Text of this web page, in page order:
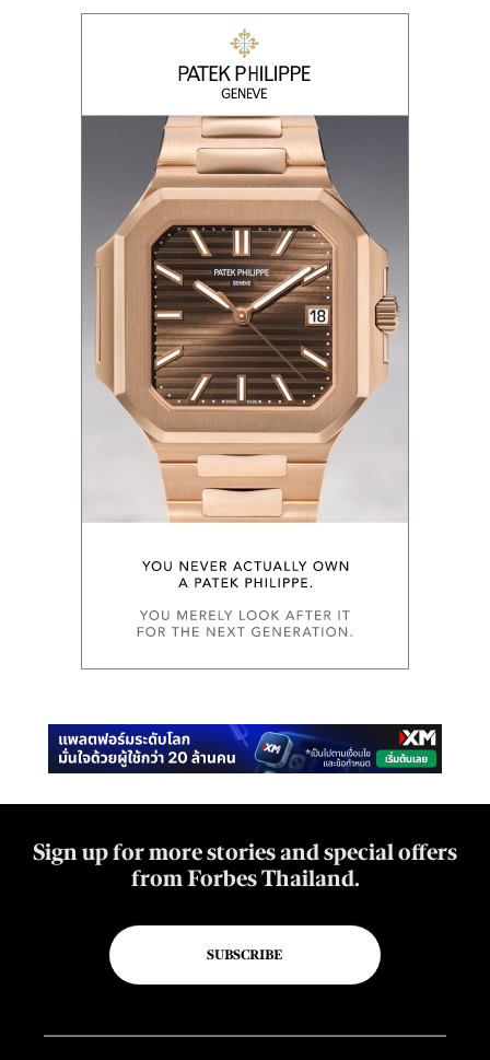
Sign up for more stories and special offers
from Forbes Thailand.
SUBSCRIBE